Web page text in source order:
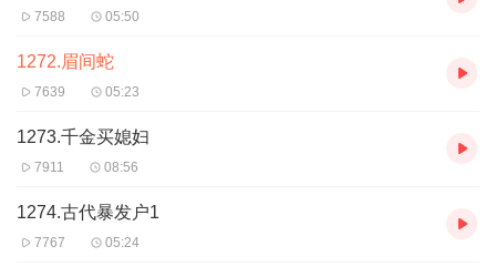
7588 05:50
1272.眉间蛇
7639 05:23
1273.千金买媳妇
7911 08:56
1274.古代暴发户1
7767 05:24